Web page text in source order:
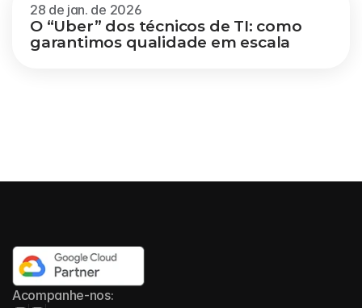
28 de jan. de 2026
O “Uber” dos técnicos de TI: como
garantimos qualidade em escala
Acompanhe-nos: